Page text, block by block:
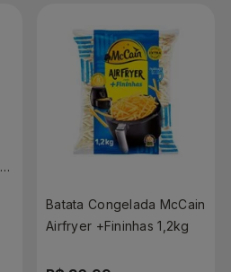
Batata Congelada McCain
Airfryer +Fininhas 1,2kg